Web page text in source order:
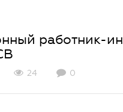
работник-
24 0